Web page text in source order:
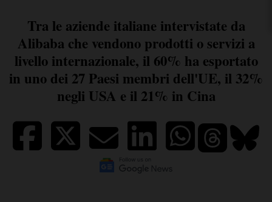
Tra le aziende italiane intervistate da
Alibaba che vendono prodotti o servizi a
livello internazionale, il 60% ha esportato
in uno dei 27 Paesi membri dell'UE, il 32%
negli USA e il 21% in Cina